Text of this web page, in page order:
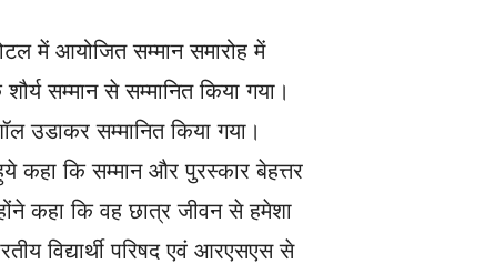
में आयोजित सम्मान समारोह में
सम्मान से सम्मानित किया गया।
उडाकर सम्मानित किया गया।
कहा कि सम्मान और पुरस्कार बेहत्तर
कहा कि वह छात्र जीवन से हमेशा
विद्यार्थी परिषद एवं आरएसएस से